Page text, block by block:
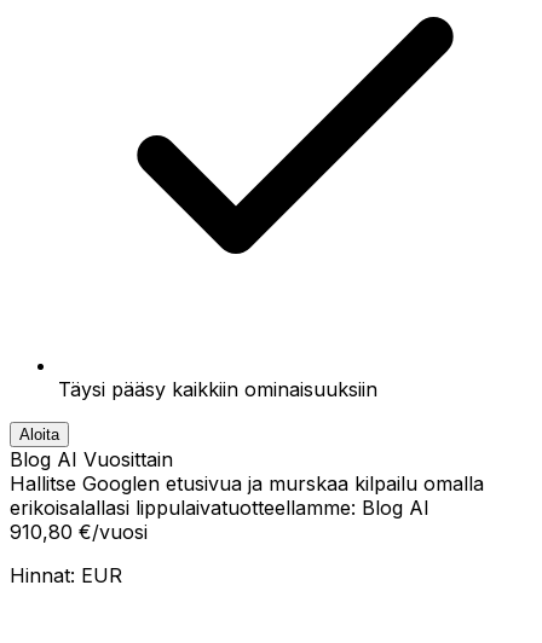
Täysi pääsy kaikkiin ominaisuuksiin
Aloita
Blog AI Vuosittain
Hallitse Googlen etusivua ja murskaa kilpailu omalla
erikoisalallasi lippulaiva­tuotteellamme: Blog AI
910,80 €/vuosi
Hinnat: EUR